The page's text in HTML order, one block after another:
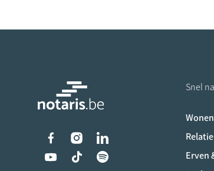
Liens vers les
Snel
Wonen
Erven